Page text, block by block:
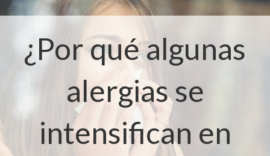
¿Por qué algunas
alergias se
intensifican en